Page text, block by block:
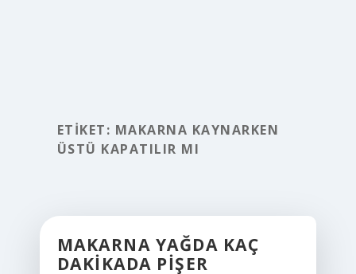
ETIKET: MAKARNA KAYNARKEN
ÜSTÜ KAPATILIR MI
MAKARNA YAĞDA KAÇ
DAKIKADA PIŞER